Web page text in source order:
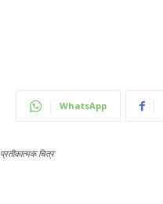
WhatsApp
प्रतीकात्मक चित्र